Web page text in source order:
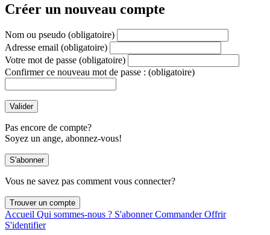
Créer un nouveau compte
Nom ou pseudo (obligatoire)
Adresse email (obligatoire)
Votre mot de passe (obligatoire)
Confirmer ce nouveau mot de passe : (obligatoire)
Pas encore de compte?
Soyez un ange, abonnez-vous!
Vous ne savez pas comment vous connecter?
Accueil Qui sommes-nous ? S'abonnerCommanderOffrir
S'identifier